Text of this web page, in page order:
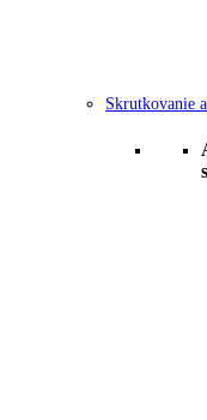
Skrutkovanie